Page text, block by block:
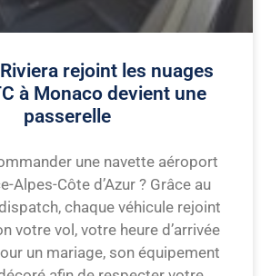
rejoint les nuages
à Monaco devient une
passerelle
une navette aéroport
Alpes-Côte d’Azur ? Grâce au
chaque véhicule rejoint
votre vol, votre heure d’arrivée
un mariage, son équipement